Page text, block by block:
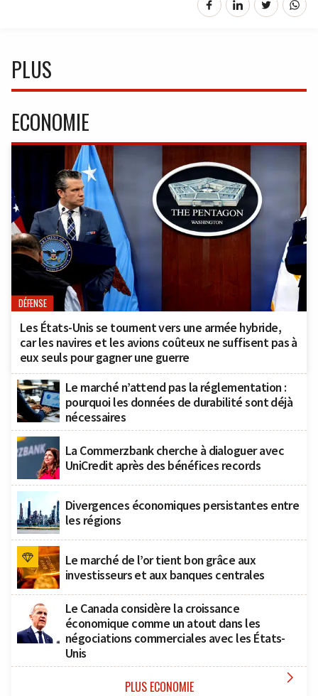
PLUS
ECONOMIE
DÉFENSE
Les États-Unis se tournent vers une armée hybride,
car les navires et les avions coûteux ne suffisent pas à
eux seuls pour gagner une guerre
Le marché n’attend pas la réglementation :
pourquoi les données de durabilité sont déjà
nécessaires
La Commerzbank cherche à dialoguer avec
UniCredit après des bénéfices records
Divergences économiques persistantes entre
les régions
Le marché de l’or tient bon grâce aux
investisseurs et aux banques centrales
Le Canada considère la croissance
économique comme un atout dans les
négociations commerciales avec les États-
Unis
PLUS ECONOMIE 